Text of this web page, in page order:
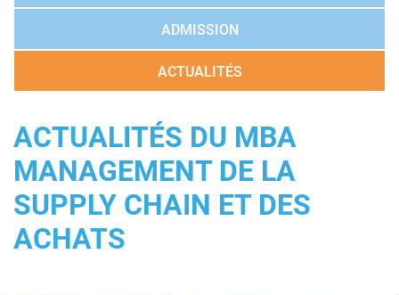
ADMISSION
ACTUALITÉS
ACTUALITÉS DU MBA
MANAGEMENT DE LA
SUPPLY CHAIN ET DES
ACHATS